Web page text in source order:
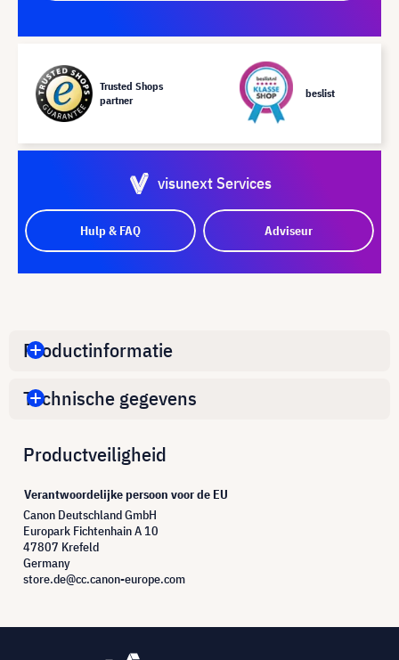
Trusted Shops
partner
beslist
visunext Services
Hulp & FAQ Adviseur
Productinformatie
Technische gegevens
Productveiligheid
Verantwoordelijke persoon voor de EU
Canon Deutschland GmbH
Europark Fichtenhain A 10
47807 Krefeld
Germany
store.de@cc.canon-europe.com